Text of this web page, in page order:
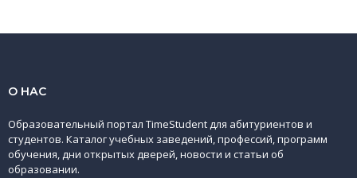
О НАС
Образовательный портал TimeStudent для абитуриентов и
студентов. Каталог учебных заведений, профессий, программ
обучения, дни открытых дверей, новости и статьи об
образовании.